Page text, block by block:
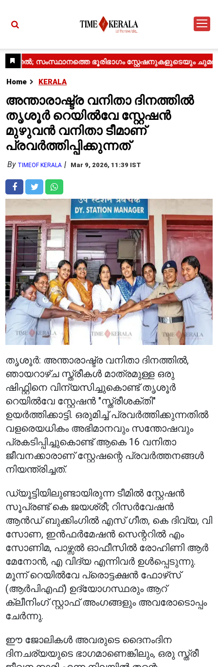
Home KERALA
അന്താരാഷ്ട്ര വനിതാ ദിനത്തിൽ
തൃശൂർ റെയിൽവേ സ്റ്റേഷൻ
മുഴുവൻ വനിതാ ടീമാണ്
പ്രവർത്തിപ്പിക്കുന്നത്
By TIMEOF KERALA Mar 9, 2026, 11:39 IST
തൃശൂർ: അന്താരാഷ്ട്ര വനിതാ ദിനത്തിൽ,
ഞായറാഴ്ച സ്ത്രീകൾ മാത്രമുള്ള ഒരു
ഷിഫ്റ്റിനെ വിന്യസിച്ചുകൊണ്ട് തൃശൂർ
റെയിൽവേ സ്റ്റേഷൻ "സ്ത്രീശക്തി"
ഉയർത്തിക്കാട്ടി. ഒരുമിച്ച് പ്രവർത്തിക്കുന്നതിൽ
വളരെയധികം അഭിമാനവും സന്തോഷവും
പ്രകടിപ്പിച്ചുകൊണ്ട് ആകെ 16 വനിതാ
ജീവനക്കാരാണ് സ്റ്റേഷന്റെ പ്രവർത്തനങ്ങൾ
നിയന്ത്രിച്ചത്.
ഡ്യൂട്ടിയിലുണ്ടായിരുന്ന ടീമിൽ സ്റ്റേഷൻ
സൂപ്രണ്ട് കെ ജയശ്രീ; റിസർവേഷൻ
ആൻഡ് ബുക്കിംഗിൽ എസ് ഗീത, കെ ദിവ്യ, വി
സോണ, ഇൻഫർമേഷൻ സെന്ററിൽ എം
സോണിമ, പാഴ്സൽ ഓഫീസിൽ രോഹിണി ആർ
മേനോൻ, എ വിദ്യ എന്നിവർ ഉൾപ്പെടുന്നു.
മൂന്ന് റെയിൽവേ പ്രൊട്ടക്ഷൻ ഫോഴ്‌സ്
(ആർപിഎഫ്) ഉദ്യോഗസ്ഥരും ആറ്
ക്ലീനിംഗ് സ്റ്റാഫ് അംഗങ്ങളും അവരോടൊപ്പം
ചേർന്നു.
ഈ ജോലികൾ അവരുടെ ദൈനംദിന
ദിനചര്യയുടെ ഭാഗമാണെങ്കിലും, ഒരു സ്ത്രീ